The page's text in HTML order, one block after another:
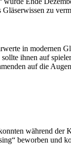
zu
in modernen
ihnen auf
auf die
während
beworben und